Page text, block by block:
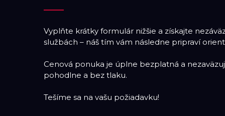
Vyplňte krátky formulár nižšie a získajte
službách – náš tím vám následne pripraví
Cenová ponuka je úplne bezplatná a
pohodlne a bez tlaku.
Tešíme sa na vašu požiadavku!